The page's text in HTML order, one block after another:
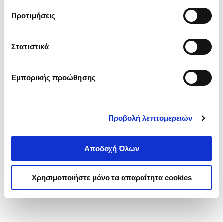
Προτιμήσεις
Στατιστικά
Εμπορικής προώθησης
Προβολή λεπτομερειών
Αποδοχή Όλων
Χρησιμοποιήστε μόνο τα απαραίτητα cookies